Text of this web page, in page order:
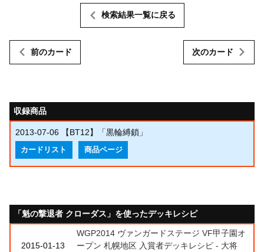
前のカード
検索結果一覧に戻る
次のカード
収録商品
2013-07-06 【BT12】「黒輪縛鎖」
カードリスト 商品ページ
「魁の撃退者 クローダス」を使ったデッキレシピ
2015-01-13
WGP2014 ヴァンガードステージ VF甲子園オ
ープン 札幌地区 入賞者デッキレシピ - 大将